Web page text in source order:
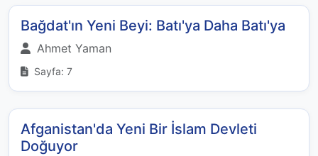
Bağdat'ın Yeni Beyi: Batı'ya Daha Batı'ya
Ahmet Yaman
Sayfa: 7
Afganistan'da Yeni Bir İslam Devleti
Doğuyor